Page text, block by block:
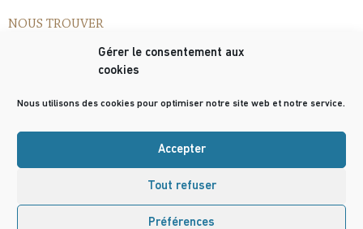
Gérer le consentement aux
cookies
Nous utilisons des cookies pour optimiser notre site web et notre service.
Accepter
Tout refuser
Préférences
NOUS TROUVER